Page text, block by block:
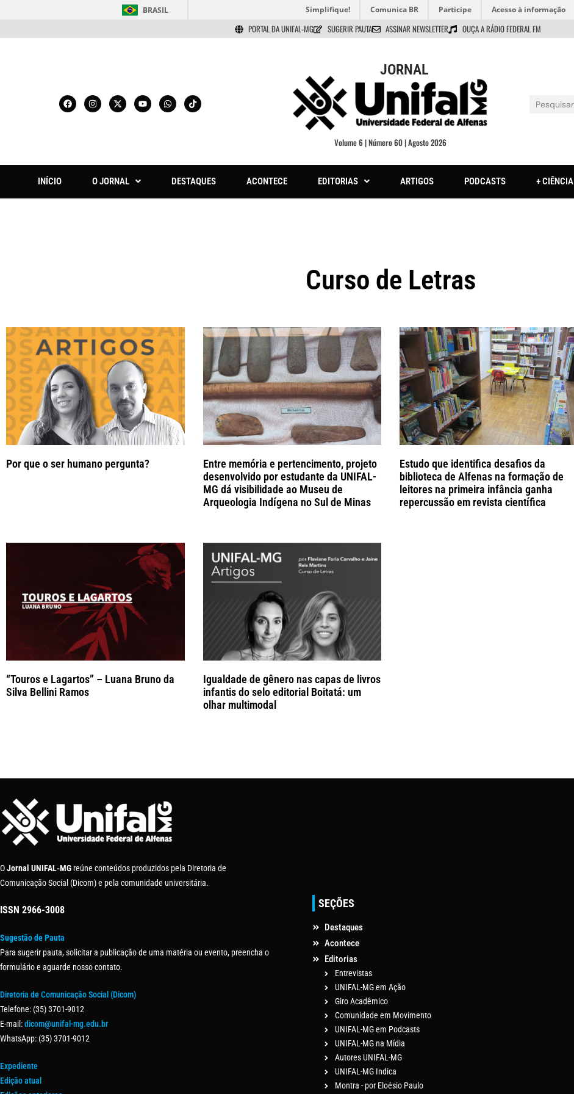
BRASIL Simplifique! Comunica BR Participe Acesso à informação
PORTAL DA UNIFAL-MG SUGERIR PAUTA ASSINAR NEWSLETTER OUÇA A RÁDIO FEDERAL FM
JORNAL
Volume 6 | Número 60 | Agosto 2026
INÍCIO O JORNAL DESTAQUES ACONTECE EDITORIAS ARTIGOS PODCASTS + CIÊNCIA
Curso de Letras
Por que o ser humano pergunta?
Entre memória e pertencimento, projeto
desenvolvido por estudante da UNIFAL-
MG dá visibilidade ao Museu de
Arqueologia Indígena no Sul de Minas
Estudo que identifica desafios da
biblioteca de Alfenas na formação de
leitores na primeira infância ganha
repercussão em revista científica
“Touros e Lagartos” – Luana Bruno da
Silva Bellini Ramos
Igualdade de gênero nas capas de livros
infantis do selo editorial Boitatá: um
olhar multimodal
OJornal UNIFAL-MG reúne conteúdos produzidos pela Diretoria de
Comunicação Social (Dicom) e pela comunidade universitária.
ISSN 2966-3008
Sugestão de Pauta
Para sugerir pauta, solicitar a publicação de uma matéria ou evento, preencha o
formulário e aguarde nosso contato.
Diretoria de Comunicação Social (Dicom)
Telefone: (35) 3701-9012
E-mail:dicom@unifal-mg.edu.br
WhatsApp: (35) 3701-9012
Expediente
Edição atual
SEÇÕES
Destaques
Acontece
Editorias
Entrevistas
UNIFAL-MG em Ação
Giro Acadêmico
Comunidade em Movimento
UNIFAL-MG em Podcasts
UNIFAL-MG na Mídia
Autores UNIFAL-MG
UNIFAL-MG Indica
Montra - por Eloésio Paulo